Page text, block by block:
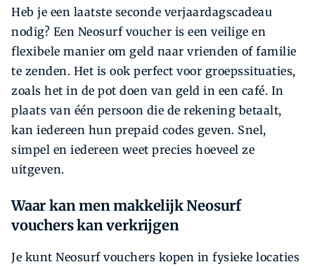
Heb je een laatste seconde verjaardagscadeau
nodig? Een Neosurf voucher is een veilige en
flexibele manier om geld naar vrienden of familie
te zenden. Het is ook perfect voor groepssituaties,
zoals het in de pot doen van geld in een café. In
plaats van één persoon die de rekening betaalt,
kan iedereen hun prepaid codes geven. Snel,
simpel en iedereen weet precies hoeveel ze
uitgeven.
Waar kan men makkelijk Neosurf
vouchers kan verkrijgen
Je kunt Neosurf vouchers kopen in fysieke locaties